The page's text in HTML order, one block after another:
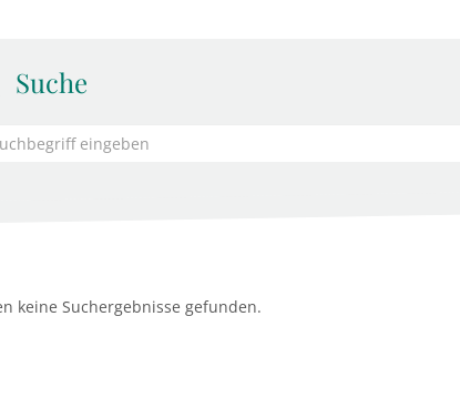
Suche
keine Suchergebnisse gefunden.